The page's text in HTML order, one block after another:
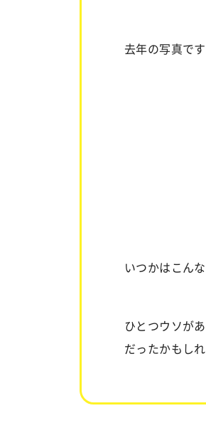
去年の写真です
いつかはこん
ひとつウソが
だったかもしれ